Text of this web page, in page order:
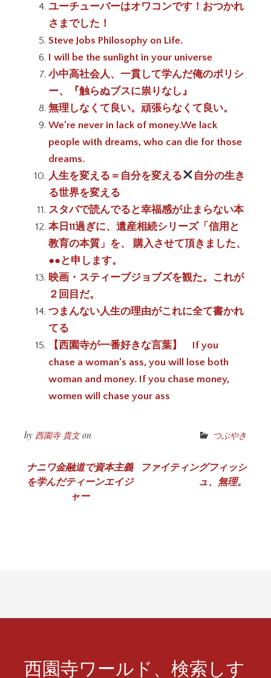
ユーチューバーはオワコンです！おつかれ
さまでした！
Steve Jobs Philosophy on Life.
I will be the sunlight in your universe
小中高社会人、一貫して学んだ俺のポリシ
ー、『触らぬブスに祟りなし』
無理しなくて良い。頑張らなくて良い。
We’re never in lack of money.We lack
people with dreams, who can die for those
dreams.
人生を変える＝自分を変える
自分の生き
る世界を変える
スタバで読んでると幸福感が止まらない本
本日11過ぎに、遺産相続シリーズ「信用と
教育の本質」を、 購入させて頂きました、
●●と申します。
映画・スティーブジョブズを観た。これが
２回目だ。
つまんない人生の理由がこれに全て書かれ
てる
【西園寺が一番好きな言葉】 If you
chase a woman’s ass, you will lose both
woman and money. If you chase money,
women will chase your ass
by 西園寺 貴文on つぶやき
投
稿
ョ
ナニワ金融道で資本主義
を学んだティーンエイジ
ャー
ファイティングフィッシ
ュ、無理。
西園寺ワールド、検索しす